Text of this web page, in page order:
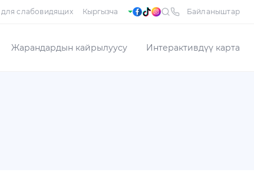
слабовидящих Байланыштар
Жарандардын кайрылуусу Интерактивдүү карта